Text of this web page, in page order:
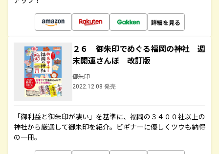
詳細を見る
２６ 御朱印でめぐる福岡の神社 週
末開運さんぽ 改訂版
御朱印
2022.12.08 発売
「御利益と御朱印が凄い」を基準に、福岡の３４００社以上の
神社から厳選して御朱印を紹介。ビギナーに優しくツウも納得
の一冊。